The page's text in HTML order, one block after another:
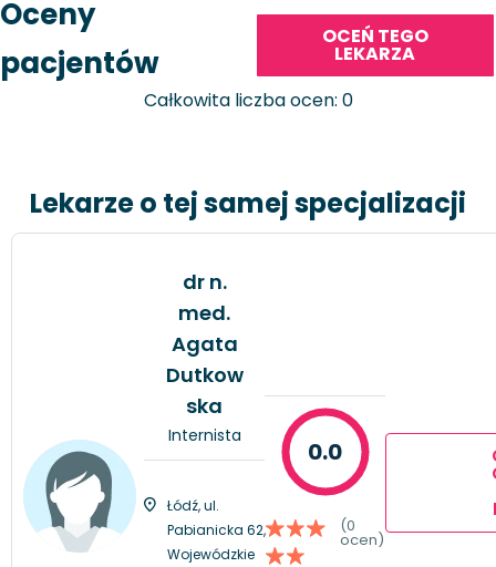
Oceny
pacjentów
OCEŃ TEGO
LEKARZA
Całkowita liczba ocen: 0
Lekarze o tej samej specjalizacji
dr n.
med.
Agata
Dutkow
ska
Internista
Łódź, ul.
Pabianicka 62,
Wojewódzkie
0.0
(0
ocen)